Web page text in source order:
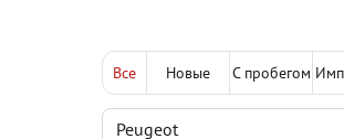
Все Новые С пробегом